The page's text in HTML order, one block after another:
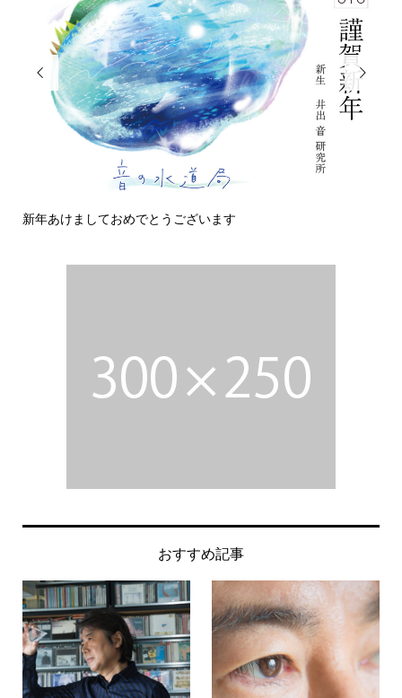

ましておめでとうございます

おすすめ記事